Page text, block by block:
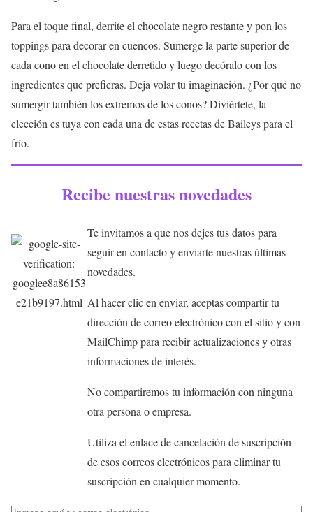
Para el toque final, derrite el chocolate negro restante y pon los
toppings para decorar en cuencos. Sumerge la parte superior de
cada cono en el chocolate derretido y luego decóralo con los
ingredientes que prefieras. Deja volar tu imaginación. ¿Por qué no
sumergir también los extremos de los conos? Diviértete, la
elección es tuya con cada una de estas recetas de Baileys para el
frío.
Recibe nuestras novedades
Te invitamos a que nos dejes tus datos para
seguir en contacto y enviarte nuestras últimas
novedades.
Al hacer clic en enviar, aceptas compartir tu
dirección de correo electrónico con el sitio y con
MailChimp para recibir actualizaciones y otras
informaciones de interés.
No compartiremos tu información con ninguna
otra persona o empresa.
Utiliza el enlace de cancelación de suscripción
de esos correos electrónicos para eliminar tu
suscripción en cualquier momento.